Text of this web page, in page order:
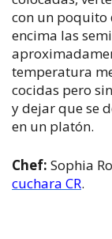
con un poquito
encima las
temperatura
cocidas pero
y dejar que se
en un platón.
Chef: Sophia
cuchara CR.